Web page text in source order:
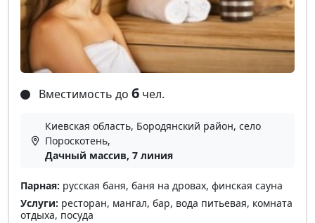
Вместимость до 6 чел.
Киевская область, Бородянский район, село
Пороскотень,
Дачный массив, 7 линия
Парная: русская баня, баня на дровах, финская сауна
Услуги: ресторан, мангал, бар, вода питьевая, комната
отдыха, посуда